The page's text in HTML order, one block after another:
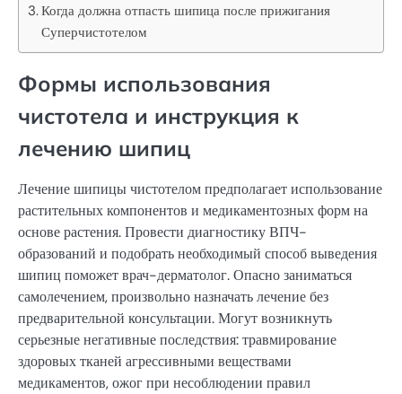
Когда должна отпасть шипица после прижигания
Суперчистотелом
Формы использования
чистотела и инструкция к
лечению шипиц
Лечение шипицы чистотелом предполагает использование
растительных компонентов и медикаментозных форм на
основе растения. Провести диагностику ВПЧ-
образований и подобрать необходимый способ выведения
шипиц поможет врач-дерматолог. Опасно заниматься
самолечением, произвольно назначать лечение без
предварительной консультации. Могут возникнуть
серьезные негативные последствия: травмирование
здоровых тканей агрессивными веществами
медикаментов, ожог при несоблюдении правил